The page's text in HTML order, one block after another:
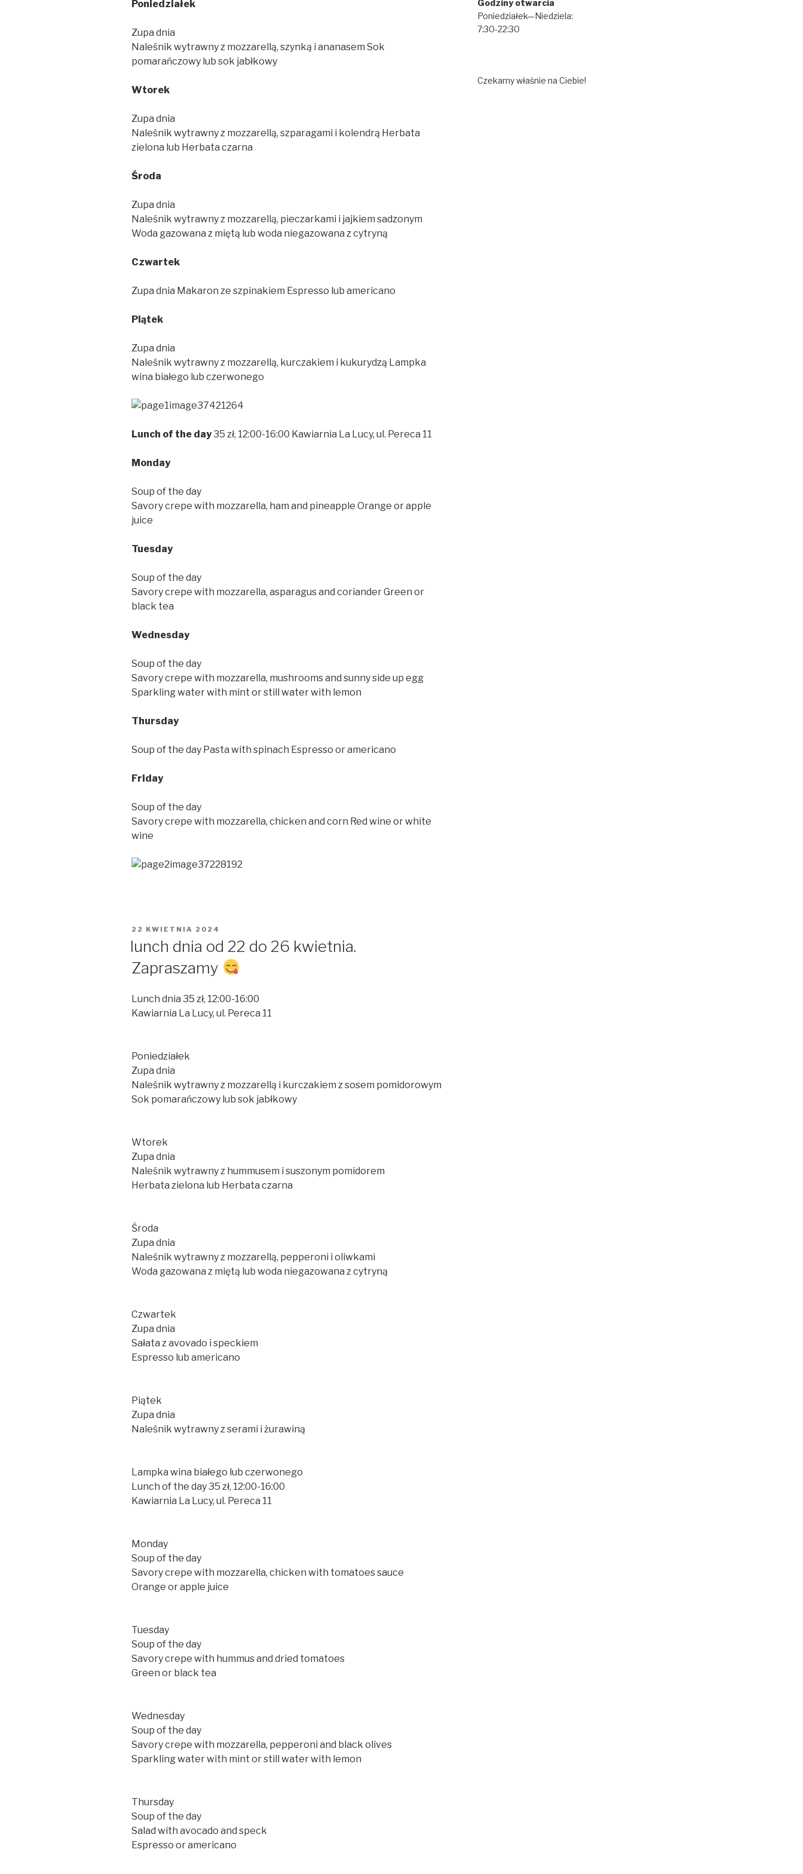
Poniedziałek
Zupa dnia
Naleśnik wytrawny z mozzarellą, szynką i ananasem Sok
pomarańczowy lub sok jabłkowy
Wtorek
Zupa dnia
Naleśnik wytrawny z mozzarellą, szparagami i kolendrą Herbata
zielona lub Herbata czarna
Środa
Zupa dnia
Naleśnik wytrawny z mozzarellą, pieczarkami i jajkiem sadzonym
Woda gazowana z miętą lub woda niegazowana z cytryną
Czwartek
Zupa dnia Makaron ze szpinakiem Espresso lub americano
Piątek
Zupa dnia
Naleśnik wytrawny z mozzarellą, kurczakiem i kukurydzą Lampka
wina białego lub czerwonego
Lunch of the day35 zł, 12:00-16:00 Kawiarnia La Lucy, ul. Pereca 11
Monday
Soup of the day
Savory crepe with mozzarella, ham and pineapple Orange or apple
juice
Tuesday
Soup of the day
Savory crepe with mozzarella, asparagus and coriander Green or
black tea
Wednesday
Soup of the day
Savory crepe with mozzarella, mushrooms and sunny side up egg
Sparkling water with mint or still water with lemon
Thursday
Soup of the day Pasta with spinach Espresso or americano
Friday
Soup of the day
Savory crepe with mozzarella, chicken and corn Red wine or white
wine
OPUBLIKOWANE
22 KWIETNIA 2024
lunch dnia od 22 do 26 kwietnia.
Zapraszamy
Lunch dnia 35 zł, 12:00-16:00
Kawiarnia La Lucy, ul. Pereca 11
Poniedziałek
Zupa dnia
Naleśnik wytrawny z mozzarellą i kurczakiem z sosem pomidorowym
Sok pomarańczowy lub sok jabłkowy
Wtorek
Zupa dnia
Naleśnik wytrawny z hummusem i suszonym pomidorem
Herbata zielona lub Herbata czarna
Środa
Zupa dnia
Naleśnik wytrawny z mozzarellą, pepperoni i oliwkami
Woda gazowana z miętą lub woda niegazowana z cytryną
Czwartek
Zupa dnia
Sałata z avovado i speckiem
Espresso lub americano
Piątek
Zupa dnia
Naleśnik wytrawny z serami i żurawiną
Lampka wina białego lub czerwonego
Lunch of the day 35 zł, 12:00-16:00
Kawiarnia La Lucy, ul. Pereca 11
Monday
Soup of the day
Savory crepe with mozzarella, chicken with tomatoes sauce
Orange or apple juice
Tuesday
Soup of the day
Savory crepe with hummus and dried tomatoes
Green or black tea
Wednesday
Soup of the day
Savory crepe with mozzarella, pepperoni and black olives
Sparkling water with mint or still water with lemon
Thursday
Soup of the day
Salad with avocado and speck
Espresso or americano
Godziny otwarcia
Poniedziałek—Niedziela:
7:30-22:30
Czekamy właśnie na Ciebie!